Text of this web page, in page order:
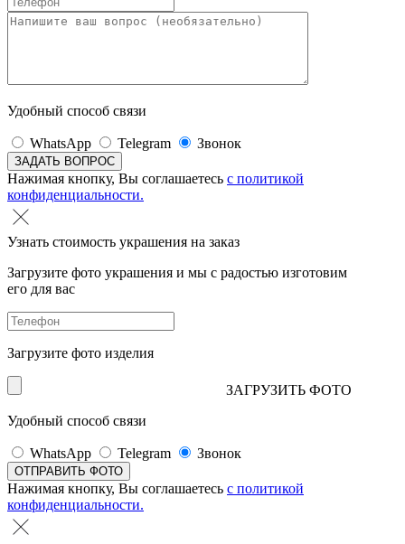
Удобный способ связи
WhatsApp Telegram Звонок
Нажимая кнопку, Вы соглашаетесь с политикой
конфиденциальности.
Узнать стоимость украшения на заказ
Загрузите фото украшения и мы с радостью изготовим
его для вас
Загрузите фото изделия
ЗАГРУЗИТЬ ФОТО
Удобный способ связи
WhatsApp Telegram Звонок
Нажимая кнопку, Вы соглашаетесь с политикой
конфиденциальности.